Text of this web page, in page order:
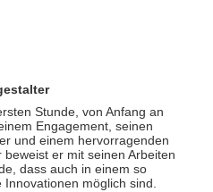
Stunde, von Anfang an
Engagement, seinen
und einem hervorragenden
er mit seinen Arbeiten
dass auch in einem so
möglich sind.